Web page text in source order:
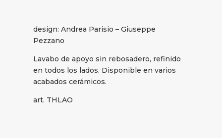
design: Andrea Parisio – Giuseppe
Pezzano
Lavabo de apoyo sin rebosadero, refinido
en todos los lados. Disponible en varios
acabados cerámicos.
art. THLAO